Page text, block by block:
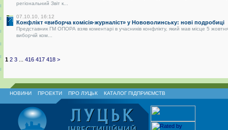
регіональний Звіт к...
07.10.10, 16:12
Конфлікт «виборча комісія-журналіст» у Нововолинську: нові подробиці
Представник ГМ ОПОРА взяв коментарі в учасників конфлікту, який мав місце 5 жовтня
виборчій ком...
1 2 3 416 417 418 >
НОВИНИ ПРОЕКТИ ПРО ЛУЦЬК КАТАЛОГ ПІДПРИЄМСТВ